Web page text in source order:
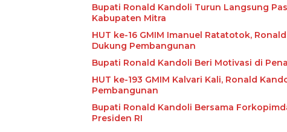
Bupati Ronald Kandoli Turun Langsung
Kabupaten Mitra
HUT ke-16 GMIM Imanuel Ratatotok,
Dukung Pembangunan
Bupati Ronald Kandoli Beri Motivasi di
HUT ke-193 GMIM Kalvari Kali, Ronald
Pembangunan
Bupati Ronald Kandoli Bersama
Presiden RI